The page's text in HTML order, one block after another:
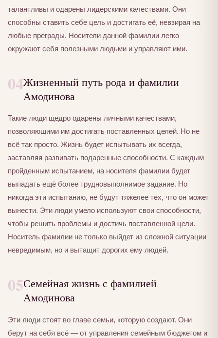
талантливы и одарены лидерскими качествами. Они
способны ставить себе цель и достигать её, невзирая на
любые преграды. Носители данной фамилии легко
окружают себя полезными людьми и управляют ими.
04Жизненный путь рода и фамилии
Амодинова
Такие люди щедро одарены личными качествами,
позволяющими им достигать поставленных целей. Но не
всё так просто. Жизнь будет испытывать их всегда,
заставляя развивать подаренные способности. С каждым
пройденным испытанием, на носителя фамилии будет
выпадать ещё более трудновыполнимое задание. Но
никогда эти испытанию, не будут тяжелее тех, что он может
вынести. Эти люди умело используют свои способности,
чтобы решить проблемы и достичь поставленной цели.
Носитель фамилии не только выйдет из сложной ситуации
невредимым, но и вытащит дорогих ему людей.
05Семейная жизнь с фамилией
Амодинова
Эти люди стоят во главе семьи, которую создают. Они
берут на себя всё — от управления семейным бюджетом и